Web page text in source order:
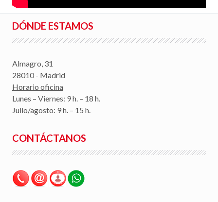
DÓNDE ESTAMOS
Almagro, 31
28010 - Madrid
Horario oficina
Lunes – Viernes: 9 h. – 18 h.
Julio/agosto: 9 h. – 15 h.
CONTÁCTANOS